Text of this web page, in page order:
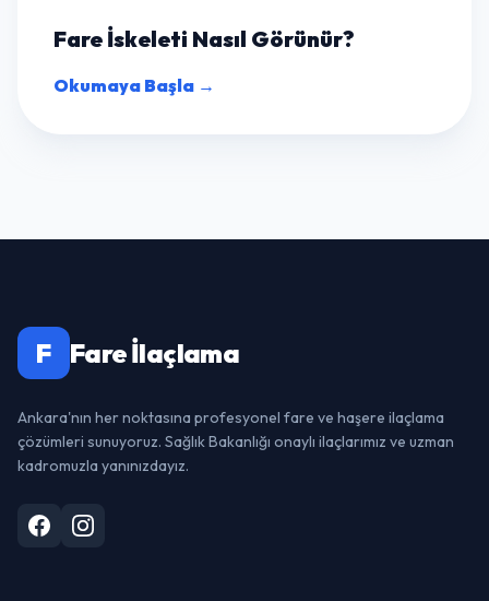
Fare İskeleti Nasıl Görünür?
Okumaya Başla →
F Fare İlaçlama
Ankara'nın her noktasına profesyonel fare ve haşere ilaçlama
çözümleri sunuyoruz. Sağlık Bakanlığı onaylı ilaçlarımız ve uzman
kadromuzla yanınızdayız.